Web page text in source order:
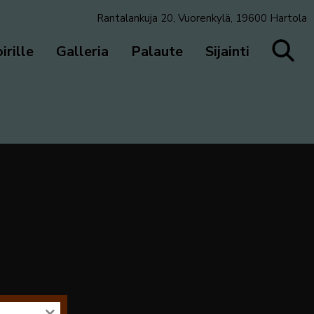
Rantalankuja 20, Vuorenkylä, 19600 Hartola
Galleria Palaute Sijainti